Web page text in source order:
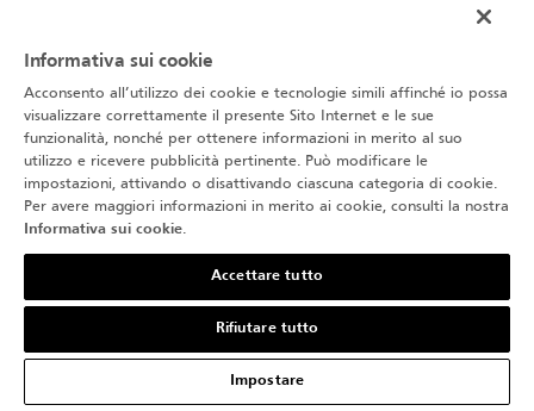
Laurent Ballesta: è un sorriso o una smorfia? La gioia
del successo si unisce al sollievo di poter finalmente
IMMERSIONI IN GROTTE E AMBIENTI CHIUSI
Mentre la maggior parte delle immersioni avviene in
mare o nei laghi, c’è anche un’altra disciplina più
specifica: le immersioni in grotte sommerse. Anche in
questo caso, l’uso del rebreather e delle miscele di gas a
dell’esplorazione. In questo ambiente così particolare, i
Informativa sui cookie
Acconsento all’utilizzo dei cookie e tecnologie simili affinché io possa
visualizzare correttamente il presente Sito Internet e le sue
funzionalità, nonché per ottenere informazioni in merito al suo
utilizzo e ricevere pubblicità pertinente. Può modificare le
impostazioni, attivando o disattivando ciascuna categoria di cookie.
Per avere maggiori informazioni in merito ai cookie, consulti la nostra
Informativa sui cookie.
Accettare tutto
Rifiutare tutto
Impostare